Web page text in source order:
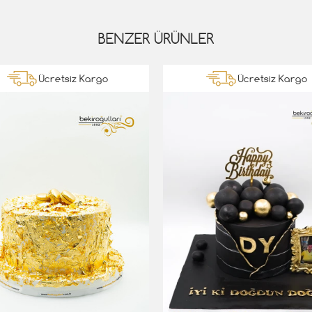
BENZER ÜRÜNLER
Ücretsiz Kargo Ücretsiz Kargo